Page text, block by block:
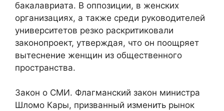
бакалавриата. В оппозиции, в женских
организациях, а также среди руководителей
университетов резко раскритиковали
законопроект, утверждая, что он поощряет
вытеснение женщин из общественного
пространства.
Закон о СМИ. Флагманский закон министра
Шломо Кары, призванный изменить рынок